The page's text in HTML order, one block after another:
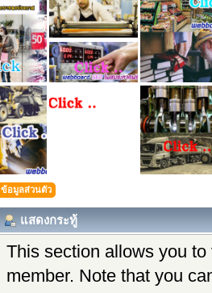
ข้อมูลส่วนตัว
แสดงกระทู้
This section allows you
member. Note that you